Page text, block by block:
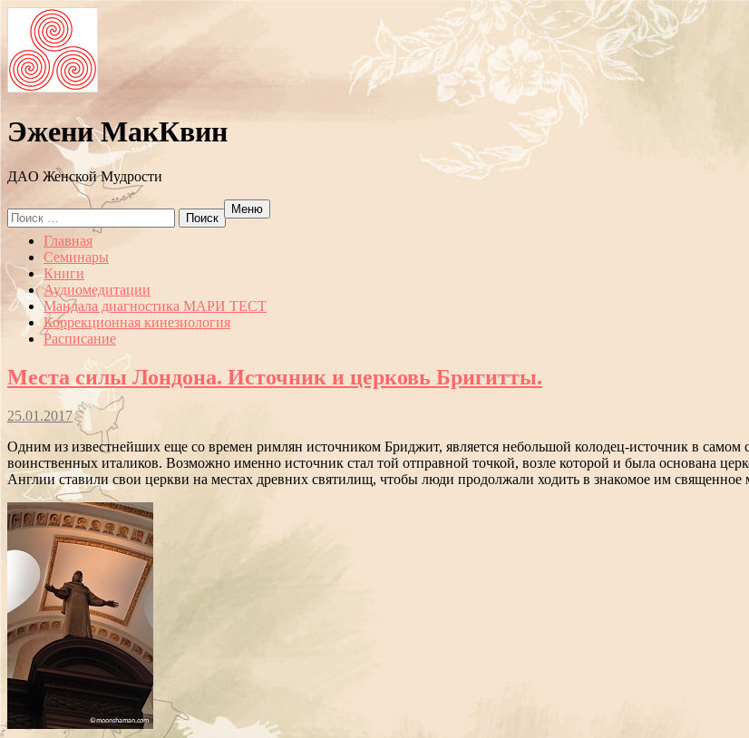
Эжени МакКвин
ДAO Женской Мудрости
Search
for:
Меню
Перейти
содержанию
Главная
Семинары
Книги
Аудиомедитации
Мандала диагностика МАРИ ТЕСТ
Коррекционная кинезиология
Расписание
Места силы Лондона. Источник и церковь Бригитты.
25.01.2017
Одним из известнейших еще со времен римлян источником Бриджит, является небольшой колодец-источник в самом
воинственных италиков. Возможно именно источник стал той отправной точкой, возле которой и была основана
Англии ставили свои церкви на местах древних святилищ, чтобы люди продолжали ходить в знакомое им священное